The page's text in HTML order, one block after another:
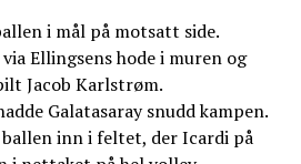
i mål på motsatt side.
Ellingsens hode i muren og
Jacob Karlstrøm.
Galatasaray snudd kampen.
inn i feltet, der Icardi på